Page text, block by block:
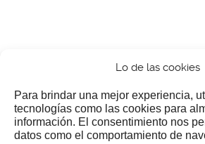
Lo de las cookies
Para brindar una mejor experiencia,
tecnologías como las cookies para
información. El consentimiento nos
datos como el comportamiento de
¿Nos invitas a un cafecillo?